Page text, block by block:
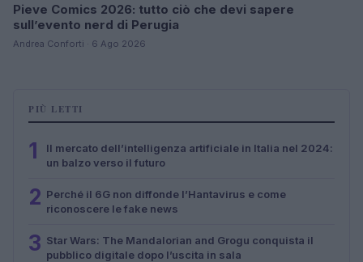
Pieve Comics 2026: tutto ciò che devi sapere
sull’evento nerd di Perugia
Andrea Conforti · 6 Ago 2026
PIÙ LETTI
1
Il mercato dell’intelligenza artificiale in Italia nel 2024:
un balzo verso il futuro
2 Perché il 6G non diffonde l’Hantavirus e come
riconoscere le fake news
3 Star Wars: The Mandalorian and Grogu conquista il
pubblico digitale dopo l’uscita in sala